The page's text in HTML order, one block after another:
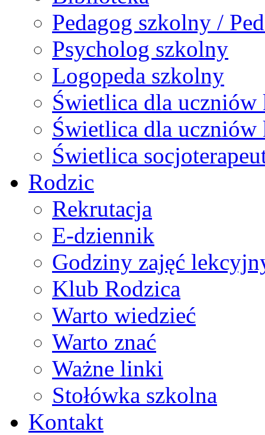
Pedagog szkolny /
Psycholog szkolny
Logopeda szkolny
Świetlica dla uczniów
Świetlica dla
Świetlica
Rodzic
Rekrutacja
E-dziennik
Godziny zajęć
Klub Rodzica
Warto wiedzieć
Warto znać
Ważne linki
Stołówka szkolna
Kontakt